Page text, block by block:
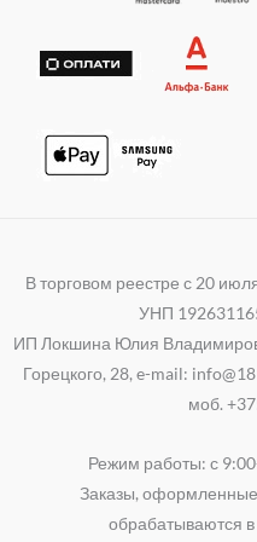
p
m
В торговом реестре с 20
УНП
ИП Локшина Юлия
Горецкого, 28, e-mail:
моб.
Режим работы: с
Заказы,
обрабатываются